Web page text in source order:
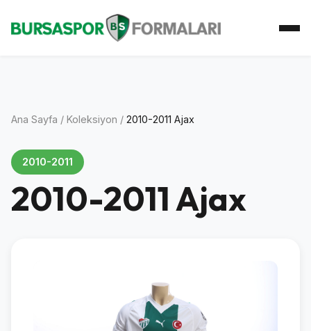
Koleksiyon
Ana Sayfa / Koleksiyon / 2010-2011 Ajax
2010-2011
2010-2011 Ajax